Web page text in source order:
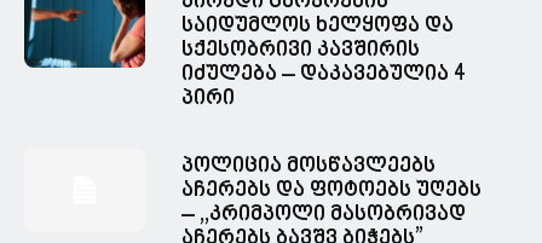
საიდუმლოს ხელყოფა და
სქესობრივი კავშირის
იძულება – დაკავებულია 4
პირი
პოლიცია მოსწავლეებს
აჩერებს და ფოტოებს უღებს
– ,,კრიმპოლი მასობრივად